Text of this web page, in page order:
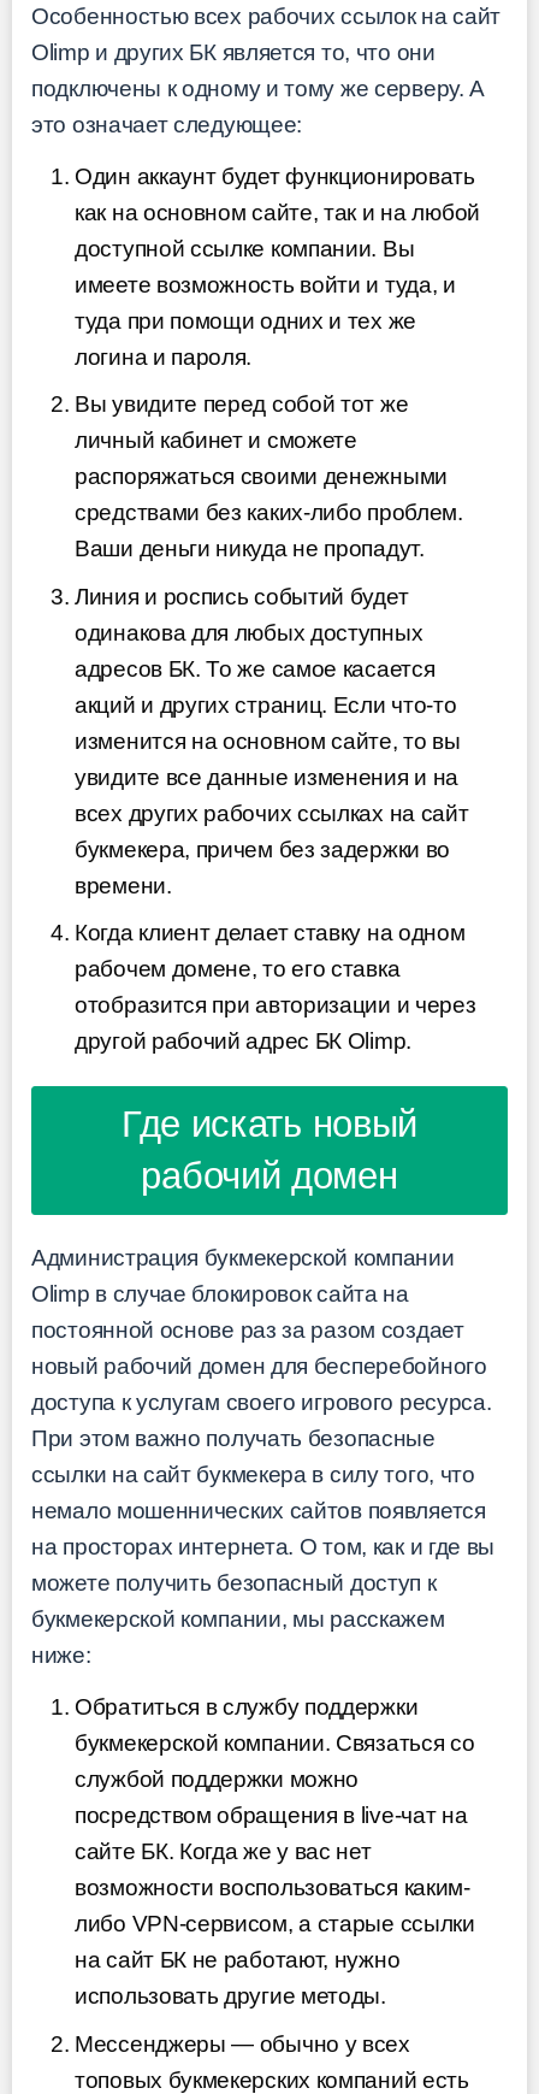
Особенностью всех рабочих ссылок на сайт
Olimp и других БК является то, что они
подключены к одному и тому же серверу. А
это означает следующее:
Один аккаунт будет функционировать
как на основном сайте, так и на любой
доступной ссылке компании. Вы
имеете возможность войти и туда, и
туда при помощи одних и тех же
логина и пароля.
Вы увидите перед собой тот же
личный кабинет и сможете
распоряжаться своими денежными
средствами без каких-либо проблем.
Ваши деньги никуда не пропадут.
Линия и роспись событий будет
одинакова для любых доступных
адресов БК. То же самое касается
акций и других страниц. Если что-то
изменится на основном сайте, то вы
увидите все данные изменения и на
всех других рабочих ссылках на сайт
букмекера, причем без задержки во
времени.
Когда клиент делает ставку на одном
рабочем домене, то его ставка
отобразится при авторизации и через
другой рабочий адрес БК Olimp.
Где искать новый
рабочий домен
Администрация букмекерской компании
Olimp в случае блокировок сайта на
постоянной основе раз за разом создает
новый рабочий домен для бесперебойного
доступа к услугам своего игрового ресурса.
При этом важно получать безопасные
ссылки на сайт букмекера в силу того, что
немало мошеннических сайтов появляется
на просторах интернета. О том, как и где вы
можете получить безопасный доступ к
букмекерской компании, мы расскажем
ниже:
Обратиться в службу поддержки
букмекерской компании. Связаться со
службой поддержки можно
посредством обращения в live-чат на
сайте БК. Когда же у вас нет
возможности воспользоваться каким-
либо VPN-сервисом, а старые ссылки
на сайт БК не работают, нужно
использовать другие методы.
Мессенджеры — обычно у всех
топовых букмекерских компаний есть